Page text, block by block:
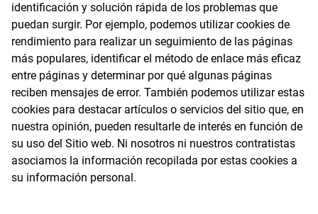
identificación y solución rápida de los problemas que
puedan surgir. Por ejemplo, podemos utilizar cookies de
rendimiento para realizar un seguimiento de las páginas
más populares, identificar el método de enlace más eficaz
entre páginas y determinar por qué algunas páginas
reciben mensajes de error. También podemos utilizar estas
cookies para destacar artículos o servicios del sitio que, en
nuestra opinión, pueden resultarle de interés en función de
su uso del Sitio web. Ni nosotros ni nuestros contratistas
asociamos la información recopilada por estas cookies a
su información personal.